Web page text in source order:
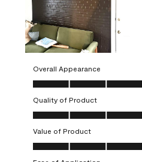
Overall Appearance
Overall Appearance, 5.0 out of 5
Quality of Product
Quality of Product, 5.0 out of 5
Value of Product
Value of Product, 5.0 out of 5